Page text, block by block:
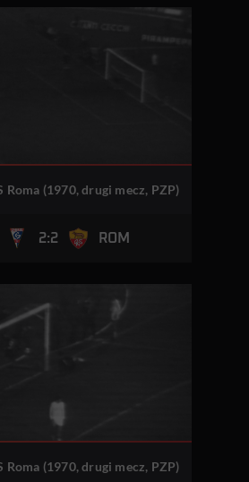
Roma (1970, drugi mecz, PZP)
2:2 ROM
Roma (1970, drugi mecz, PZP)